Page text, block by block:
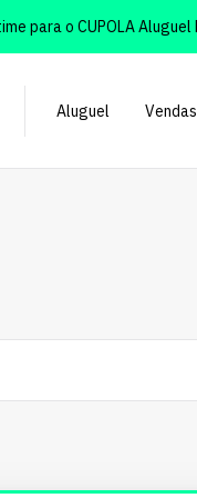
o CUPOLA Aluguel Day
Aluguel Vendas